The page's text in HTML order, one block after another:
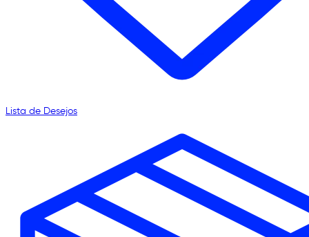
Lista de Desejos